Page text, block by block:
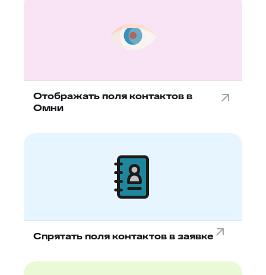
Отображать поля контактов в
Омни
Спрятать поля контактов в заявке